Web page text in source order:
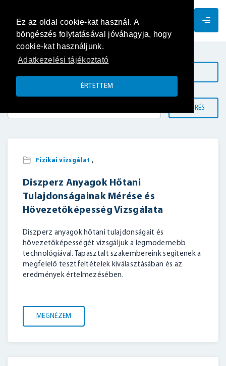
Ez az oldal cookie-kat használ. A
böngészés folytatásával jóváhagyja, hogy
cookie-kat használjunk.
Adatkezelési tájékoztató
ÉRTETTEM
SZŰRÉS
Fizikai vizsgálat ,
Diszperz Anyagok Hőtani
Tulajdonságainak Mérése és
Hővezetőképesség Vizsgálata
Diszperz anyagok hőtani tulajdonságait és
hővezetőképességét vizsgáljuk a legmodernebb
technológiával. Tapasztalt szakembereink segítenek a
megfelelő tesztfeltételek kiválasztásában és az
eredmények értelmezésében.
MEGNÉZEM